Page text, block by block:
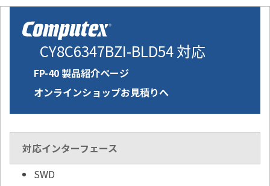
CY8C6347BZI-BLD54 対応
FP-40 製品紹介ページ
オンラインショップお見積りへ
対応インターフェース
SWD